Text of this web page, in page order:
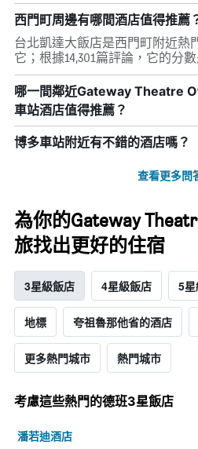
西門町周邊有哪間酒店值得推薦
台北凱達大飯店是西門町附近熱
它；根據14,301篇評論，它的分數
哪一間鄰近Gateway Theatre
車站酒店值得推薦？
博多車站附近有不錯的酒店嗎？
查看更多問
為你的Gateway
旅找出更好的住宿
3星級飯店 4星級飯店 5
地標 夸祖魯那他省的酒店
更多熱門城市 熱門城市
考慮這些熱門的德班3星​飯店
潘若迪酒店